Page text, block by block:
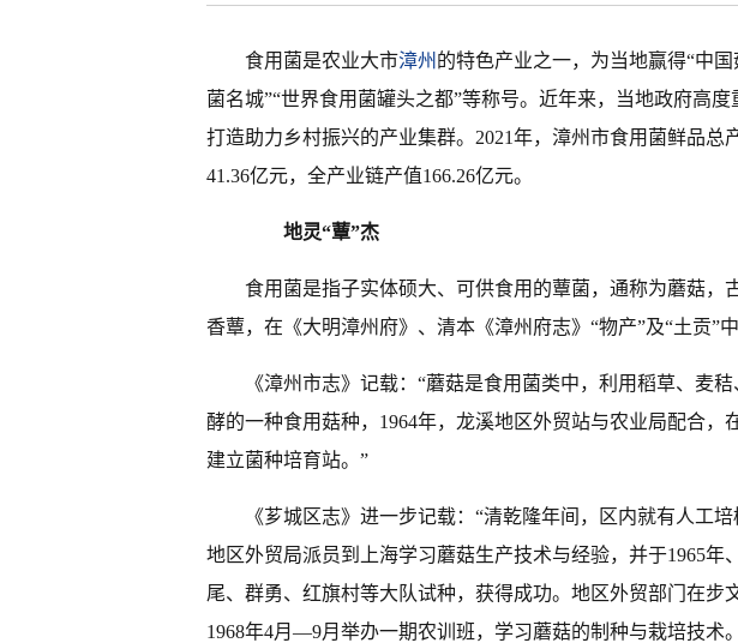
食用菌是农业大市漳州 的特色产业之一，为当地赢得“中国
菌名城”“世界食用菌罐头之都”等称号。近年来，当地政府高
打造助力乡村振兴的产业集群。2021年，漳州市食用菌鲜品总
41.36亿元，全产业链产值166.26亿元。
地灵“蕈”杰
食用菌是指子实体硕大、可供食用的蕈菌，通称为蘑菇，
香蕈，在《大明漳州府》、清本《漳州府志》“物产”及“土贡”
《漳州市志》记载：“蘑菇是食用菌类中，利用稻草、麦
酵的一种食用菇种，1964年，龙溪地区外贸站与农业局配合，
建立菌种培育站。”
《芗城区志》进一步记载：“清乾隆年间，区内就有人工
地区外贸局派员到上海学习蘑菇生产技术与经验，并于1965年
尾、群勇、红旗村等大队试种，获得成功。地区外贸部门在步
1968年4月—9月举办一期农训班，学习蘑菇的制种与栽培技术